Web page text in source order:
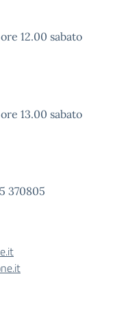
12.00 sabato
13.00 sabato
370805